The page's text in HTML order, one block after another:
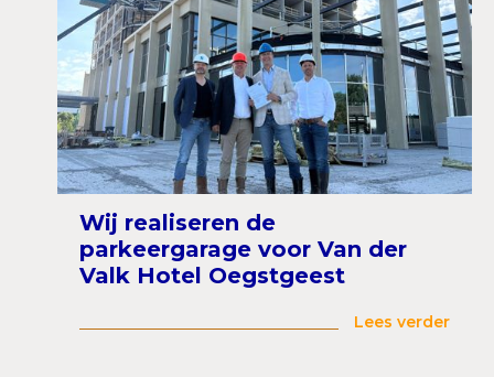
Wij realiseren de
parkeergarage voor Van der
Valk Hotel Oegstgeest
Lees verder